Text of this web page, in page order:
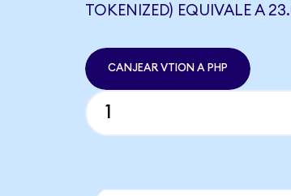
TOKENIZED) EQUIVALE A
CANJEAR VTION A PHP